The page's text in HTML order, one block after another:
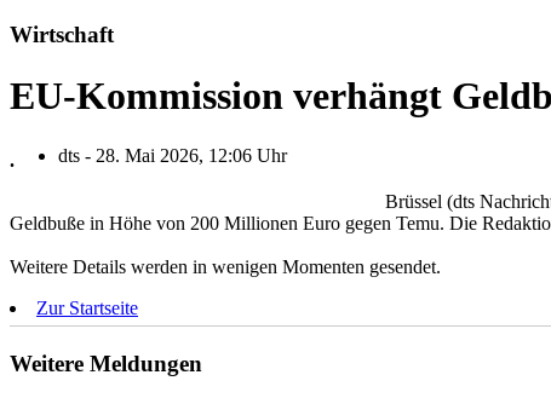
Wirtschaft
EU-Kommission verhängt
dts - 28. Mai 2026, 12:06 Uhr
.
Brüssel (dts
Geldbuße in Höhe von 200 Millionen Euro gegen Temu. Die
Weitere Details werden in wenigen Momenten gesendet.
Zur Startseite
Weitere Meldungen